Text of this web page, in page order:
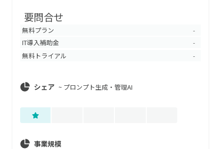
要問合せ
無料プラン -
IT導入補助金 -
無料トライアル -
シェア ~ プロンプト生成・管理AI
事業規模